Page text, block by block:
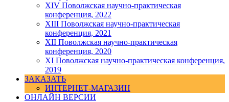
ХIV Поволжская научно-практическая
конференция, 2022
ХIII Поволжская научно-практическая
конференция, 2021
ХII Поволжская научно-практическая
конференция, 2020
XI Поволжская научно-практическая конференция,
2019
ЗАКАЗАТЬ
ИНТЕРНЕТ-МАГАЗИН
ОНЛАЙН ВЕРСИИ